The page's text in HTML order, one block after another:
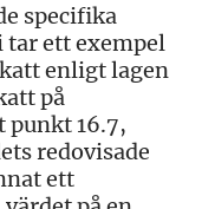
specifika
tar ett exempel
enligt lagen
på
punkt 16.7,
redovisade
ett